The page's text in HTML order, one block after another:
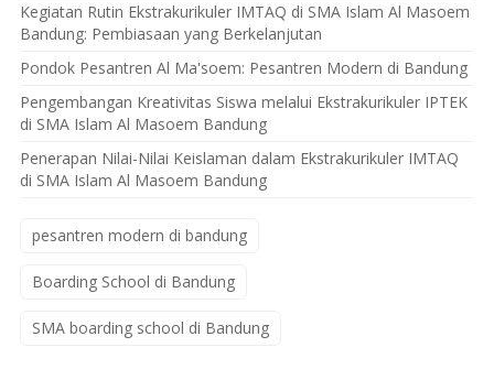
Kegiatan Rutin Ekstrakurikuler IMTAQ di SMA Islam Al Masoem
Bandung: Pembiasaan yang Berkelanjutan
Pondok Pesantren Al Ma'soem: Pesantren Modern di Bandung
Pengembangan Kreativitas Siswa melalui Ekstrakurikuler IPTEK
di SMA Islam Al Masoem Bandung
Penerapan Nilai-Nilai Keislaman dalam Ekstrakurikuler IMTAQ
di SMA Islam Al Masoem Bandung
pesantren modern di bandung
Boarding School di Bandung
SMA boarding school di Bandung